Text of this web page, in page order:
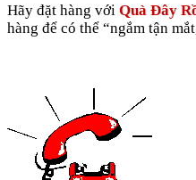
Hãy đặt hàng với Quà Đây
hàng để có thể “ngắm tận